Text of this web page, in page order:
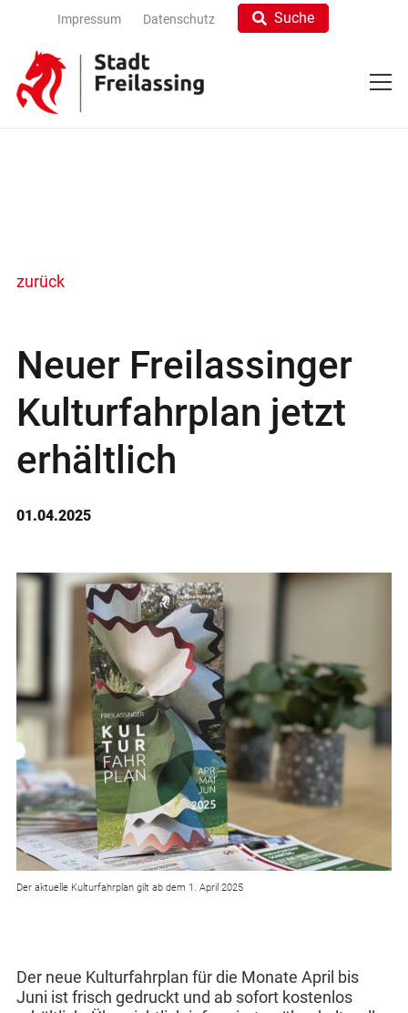
Impressum Datenschutz Suche
zurück
Neuer Freilassinger
Kulturfahrplan jetzt
erhältlich
01.04.2025
Der aktuelle Kulturfahrplan gilt ab dem 1. April 2025
Der neue Kulturfahrplan für die Monate April bis
Juni ist frisch gedruckt und ab sofort kostenlos